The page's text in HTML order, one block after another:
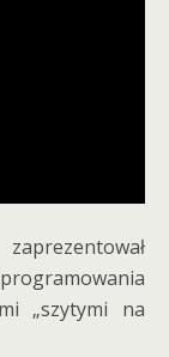
„szytymi na